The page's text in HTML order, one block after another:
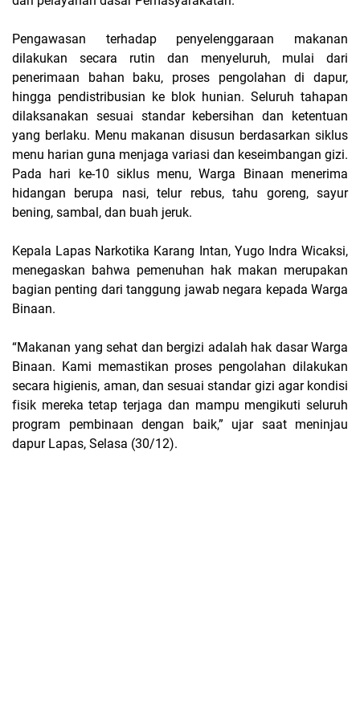
Pengawasan terhadap penyelenggaraan makanan
dilakukan secara rutin dan menyeluruh, mulai dari
penerimaan bahan baku, proses pengolahan di dapur,
hingga pendistribusian ke blok hunian. Seluruh tahapan
dilaksanakan sesuai standar kebersihan dan ketentuan
yang berlaku. Menu makanan disusun berdasarkan siklus
menu harian guna menjaga variasi dan keseimbangan gizi.
Pada hari ke-10 siklus menu, Warga Binaan menerima
hidangan berupa nasi, telur rebus, tahu goreng, sayur
bening, sambal, dan buah jeruk.
Kepala Lapas Narkotika Karang Intan, Yugo Indra Wicaksi,
menegaskan bahwa pemenuhan hak makan merupakan
bagian penting dari tanggung jawab negara kepada Warga
Binaan.
“Makanan yang sehat dan bergizi adalah hak dasar Warga
Binaan. Kami memastikan proses pengolahan dilakukan
secara higienis, aman, dan sesuai standar gizi agar kondisi
fisik mereka tetap terjaga dan mampu mengikuti seluruh
program pembinaan dengan baik,” ujar saat meninjau
dapur Lapas, Selasa (30/12).